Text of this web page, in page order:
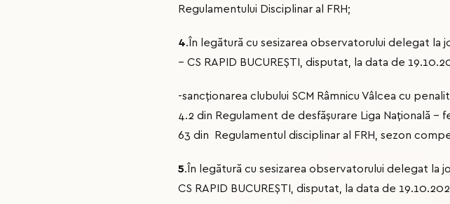
Regulamentului Disciplinar al FRH;
4.În legătură cu sesizarea observatorului delegat la
– CS RAPID BUCUREŞTI, disputat, la data de
-sancționarea clubului SCM Râmnicu Vâlcea cu
4.2 din Regulament de desfășurare Liga Națională
63 din Regulamentul disciplinar al FRH, sezon
5.În legătură cu sesizarea observatorului delegat la
CS RAPID BUCUREŞTI, disputat, la data de